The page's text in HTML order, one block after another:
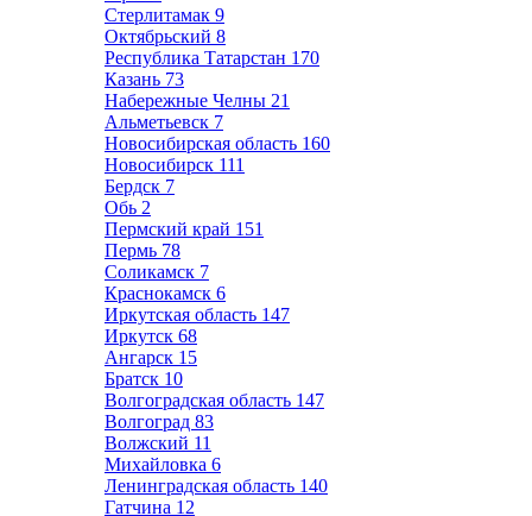
Стерлитамак 9
Октябрьский 8
Республика Татарстан 170
Казань 73
Набережные Челны 21
Альметьевск 7
Новосибирская область 160
Новосибирск 111
Бердск 7
Обь 2
Пермский край 151
Пермь 78
Соликамск 7
Краснокамск 6
Иркутская область 147
Иркутск 68
Ангарск 15
Братск 10
Волгоградская область 147
Волгоград 83
Волжский 11
Михайловка 6
Ленинградская область 140
Гатчина 12